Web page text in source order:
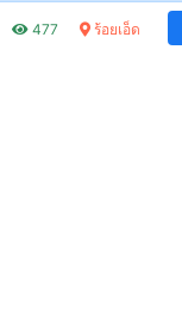
477 ร้อยเอ็ด